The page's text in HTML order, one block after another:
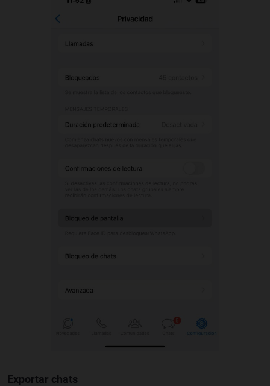
Exportar chats